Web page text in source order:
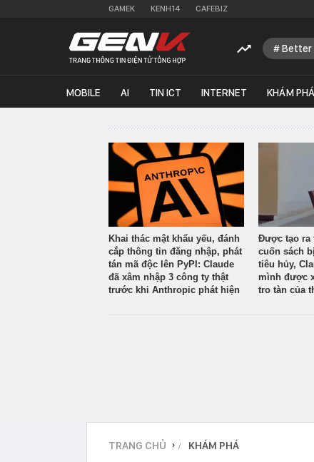
GAMEK KENH14 CAFEBIZ
Better
MOBILE AI TIN ICT INTERNET KHÁM PHÁ
Khai thác mật khẩu yếu, đánh
cắp thông tin đăng nhập, phát
tán mã độc lên PyPI: Claude
đã xâm nhập 3 công ty thật
trước khi Anthropic phát hiện
Được tạo ra
cuốn sách
tiêu hủy,
mình được
tro tàn của
TRANG CHỦ › KHÁM PHÁ